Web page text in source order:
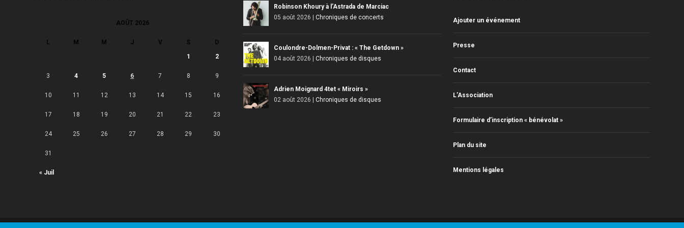
AOÛT 2026
L M M J V S D
« Juil
1 2
3 4 5 6 7 8 9
10 11 12 13 14 15 16
17 18 19 20 21 22 23
24 25 26 27 28 29 30
31
Robinson Khoury à l’Astrada de Marciac
05 août 2026 |Chroniques de concerts
Coulondre-Dolmen-Privat : « The Getdown »
04 août 2026 |Chroniques de disques
Adrien Moignard 4tet « Miroirs »
02 août 2026 |Chroniques de disques
Ajouter un événement
Presse
Contact
L’Association
Formulaire d’inscription « bénévolat »
Plan du site
Mentions légales